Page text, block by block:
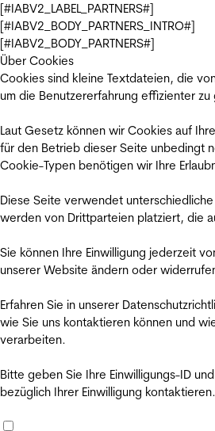
[#IABV2_LABEL_PARTNERS#]
[#IABV2_BODY_PARTNERS_INTRO#]
[#IABV2_BODY_PARTNERS#]
Über Cookies
Cookies sind kleine Textdateien, die
um die Benutzererfahrung effizienter zu
Laut Gesetz können wir Cookies auf
für den Betrieb dieser Seite unbedingt
Cookie-Typen benötigen wir Ihre
Diese Seite verwendet
werden von Drittparteien platziert, die
Sie können Ihre Einwilligung jederzeit
unserer Website ändern oder
Erfahren Sie in unserer
wie Sie uns kontaktieren können und
verarbeiten.
Bitte geben Sie Ihre Einwilligungs-ID
bezüglich Ihrer Einwilligung kontaktieren.